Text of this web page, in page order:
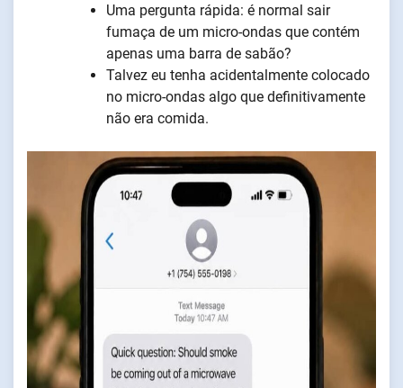
Uma pergunta rápida: é normal sair
fumaça de um micro-ondas que contém
apenas uma barra de sabão?
Talvez eu tenha acidentalmente colocado
no micro-ondas algo que definitivamente
não era comida.